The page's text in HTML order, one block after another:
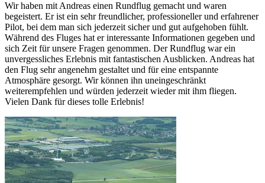
Wir haben mit Andreas einen Rundflug gemacht und waren
begeistert. Er ist ein sehr freundlicher, professioneller und erfahrener
Pilot, bei dem man sich jederzeit sicher und gut aufgehoben fühlt.
Während des Fluges hat er interessante Informationen gegeben und
sich Zeit für unsere Fragen genommen. Der Rundflug war ein
unvergessliches Erlebnis mit fantastischen Ausblicken. Andreas hat
den Flug sehr angenehm gestaltet und für eine entspannte
Atmosphäre gesorgt. Wir können ihn uneingeschränkt
weiterempfehlen und würden jederzeit wieder mit ihm fliegen.
Vielen Dank für dieses tolle Erlebnis!